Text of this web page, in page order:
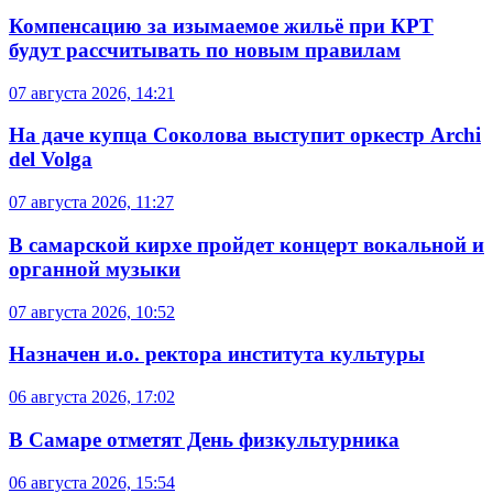
Компенсацию за изымаемое жильё при КРТ
будут рассчитывать по новым правилам
07 августа 2026, 14:21
На даче купца Соколова выступит оркестр Archi
del Volga
07 августа 2026, 11:27
В самарской кирхе пройдет концерт вокальной и
органной музыки
07 августа 2026, 10:52
Назначен и.о. ректора института культуры
06 августа 2026, 17:02
В Самаре отметят День физкультурника
06 августа 2026, 15:54